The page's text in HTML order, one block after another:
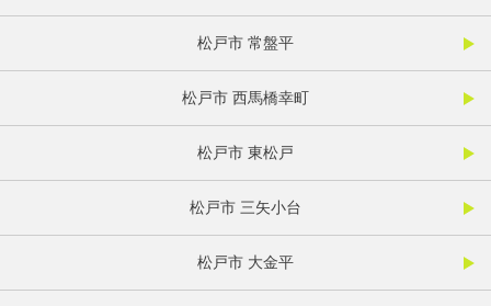
松戸市 常盤平
松戸市 西馬橋幸町
松戸市 東松戸
松戸市 三矢小台
松戸市 大金平